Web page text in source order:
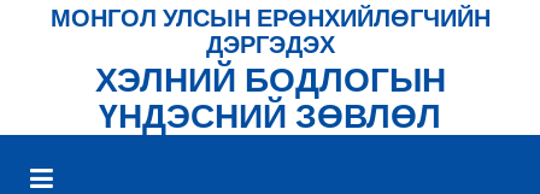
МОНГОЛ УЛСЫН ЕРӨНХИЙЛӨГЧИЙН
ДЭРГЭДЭХ
ХЭЛНИЙ БОДЛОГЫН
ҮНДЭСНИЙ ЗӨВЛӨЛ